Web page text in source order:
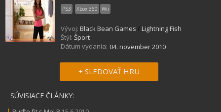
PS3 Xbox 360 Wii
Vývoj: Black Bean Games / Lightning Fish
Štýl: Šport
Dátum vydania: 04. november 2010
+ SLEDOVAŤ HRU
SÚVISIACE ČLÁNKY: